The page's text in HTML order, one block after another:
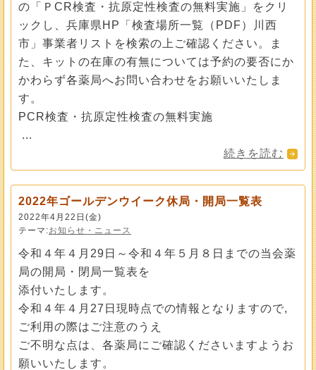
の「ＰCR検査・抗原定性検査の無料実施」をクリ
ックし、兵庫県HP「検査場所一覧（PDF）川西
市」事業者リストを検索の上ご確認ください。ま
た、キットの在庫の有無については予約の要否にか
かわらず各薬局へお問い合わせをお願いいたしま
す。
PCR検査・抗原定性検査の無料実施
...
続きを読む
2022年ゴールデンウイーク休局・開局一覧表
2022年4月22日(金)
テーマ:お知らせ・ニュース
令和４年４月29日～令和４年５月８日までの当会薬
局の開局・閉局一覧表を
添付いたします。
令和４年４月27日現時点での情報となりますので,
ご利用の際はご注意のうえ
ご不明な点は、各薬局にご確認くださいますようお
願いいたします。